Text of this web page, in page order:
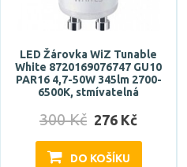
12V DC
Stmívatelné
LED Žárovka WiZ Tunable
White 8720169076747 GU10
PAR16 4,7-50W 345lm 2700-
6500K, stmívatelná
300 Kč 276 Kč
DO KOŠÍKU